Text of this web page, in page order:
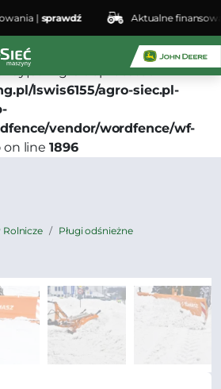
Passing null to parameter
is deprecated in
lswis6155/agro-siec.pl-
vendor/wordfence/wf-
on line1896
|sprawdź Aktualne
Rolnicze
Pługi odśnieżne